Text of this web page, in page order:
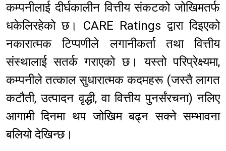
कम्पनीलाई दीर्घकालीन वित्तीय संकटको जोखिमतर्फ
धकेलिरहेको छ। CARE Ratings द्वारा दिइएको
नकारात्मक टिप्पणीले लगानीकर्ता तथा वित्तीय
संस्थालाई सतर्क गराएको छ। यस्तो परिप्रेक्ष्यमा,
कम्पनीले तत्काल सुधारात्मक कदमहरू (जस्तै लागत
कटौती, उत्पादन वृद्धी, वा वित्तीय पुनर्संरचना) नलिए
आगामी दिनमा थप जोखिम बढ्न सक्ने सम्भावना
बलियो देखिन्छ।